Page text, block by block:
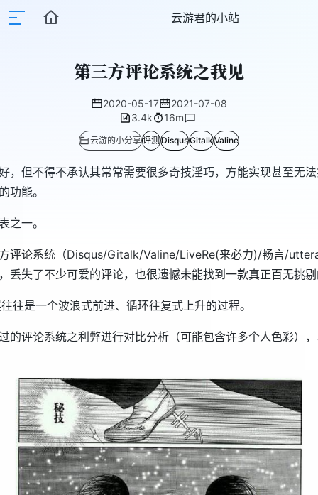
云游君的小站
第三方评论系统之我见
2020-05-17
2021-07-08
3.4k
16m
云游的小分享评测DisqusGitalkValine
，但不得不承认其常常需要很多奇技淫巧，方能实现甚至无
功能。
之一。
评论系统（Disqus/Gitalk/Valine/LiveRe(来必力)/畅言/
丢失了不少可爱的评论，也很遗憾未能找到一款真正百无挑
往是一个波浪式前进、循环往复式上升的过程。
的评论系统之利弊进行对比分析（可能包含许多个人色彩）